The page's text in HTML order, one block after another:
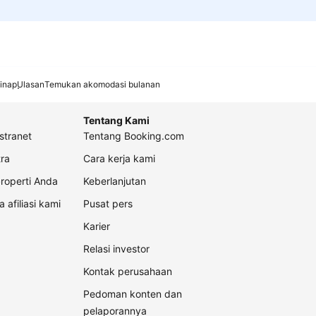
UlasanTemukan akomodasi bulanan
Anda
afiliasi kami
Tentang Kami
Tentang Booking.com
Cara kerja kami
Keberlanjutan
Pusat pers
Karier
Relasi investor
Kontak perusahaan
Pedoman konten dan
pelaporannya